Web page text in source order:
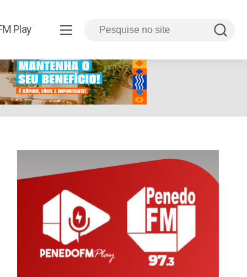
Play